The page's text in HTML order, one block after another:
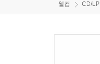
웰컴 CD/LP